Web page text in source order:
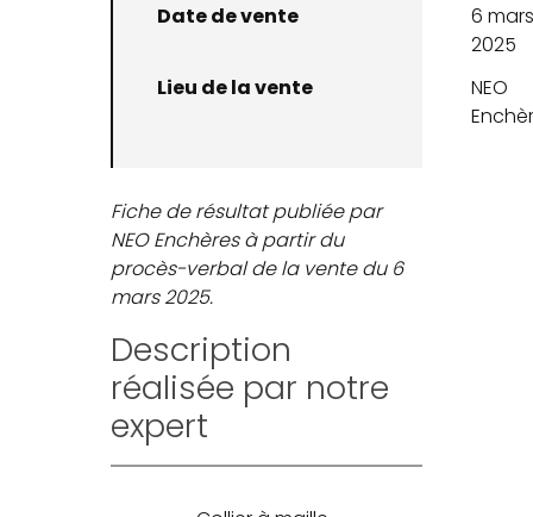
Date de vente
6
2025
Lieu de la vente
NEO
Fiche de résultat publiée par
NEO Enchères à partir du
procès-verbal de la vente du 6
mars 2025.
Description
réalisée par notre
expert